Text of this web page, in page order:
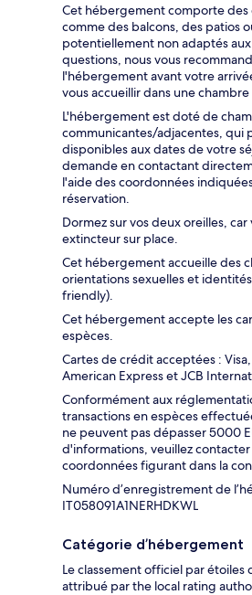
Cet hébergement comporte des
comme des balcons, des patios
potentiellement non adaptés
questions, nous vous
l'hébergement avant votre
vous accueillir dans une
L'hébergement est doté de
communicantes/adjacentes, qui
disponibles aux dates de votre
demande en contactant
l'aide des coordonnées
réservation.
Dormez sur vos deux oreilles,
extincteur sur place.
Cet hébergement accueille des
orientations sexuelles et
friendly).
Cet hébergement accepte les
espèces.
Cartes de crédit acceptées :
American Express et JCB
Conformément aux
transactions en espèces
ne peuvent pas dépasser 5000
d'informations, veuillez
coordonnées figurant dans la
Numéro d’enregistrement de
IT058091A1NERHDKWL
Catégorie d’hébergement
Le classement officiel par
attribué par the local rating